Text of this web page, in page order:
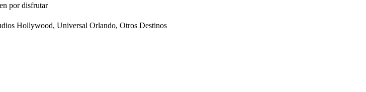
por disfrutar
Hollywood, Universal Orlando, Otros Destinos